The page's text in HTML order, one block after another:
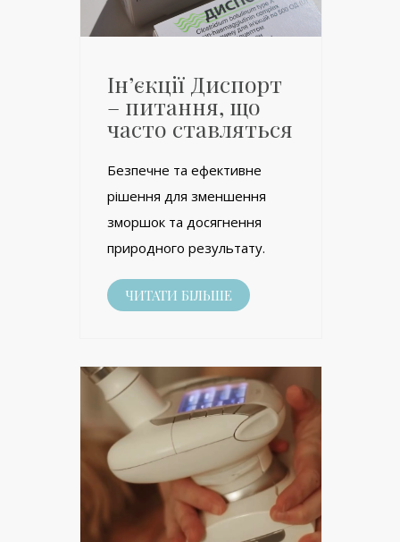
Ін’єкції Диспорт
– питання, що
часто ставляться
Безпечне та ефективне
рішення для зменшення
зморшок та досягнення
природного результату.
ЧИТАТИ БІЛЬШЕ